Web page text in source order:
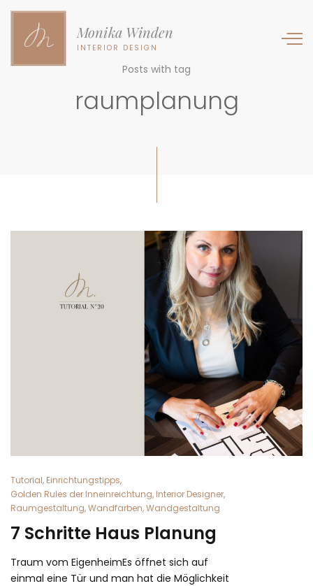
Monika Winden
INTERIOR DESIGN
Posts with tag
raumplanung
Tutorial, Einrichtungstipps,
Golden Rules der Inneinreichtung, Interior Designer,
Raumgestaltung,Wandfarben,Wandgestaltung
7 Schritte Haus Planung
Traum vom EigenheimEs öffnet sich auf
einmal eine Tür und man hat die Möglichkeit